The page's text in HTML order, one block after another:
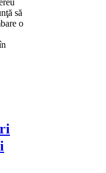
să
o